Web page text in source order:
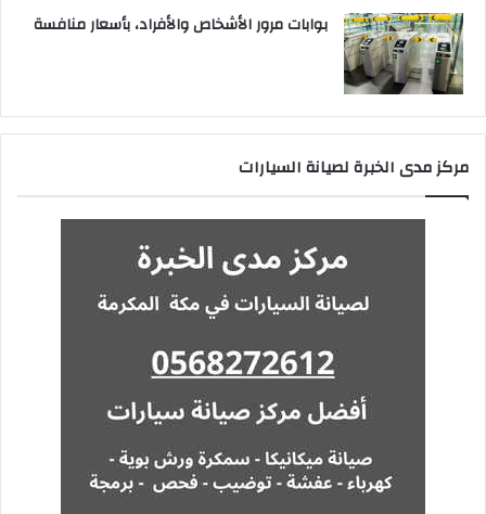
بوابات مرور الأشخاص والأفراد، بأسعار منافسة
مركز مدى الخبرة لصيانة السيارات